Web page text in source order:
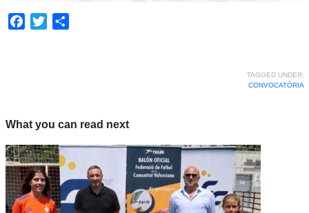
Facebook
Twitter
TAGGED UNDER:
CONVOCATÒRIA
What you can read next